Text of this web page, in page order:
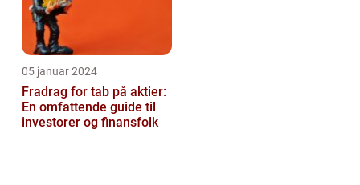
05 januar 2024
Fradrag for tab på aktier:
En omfattende guide til
investorer og finansfolk